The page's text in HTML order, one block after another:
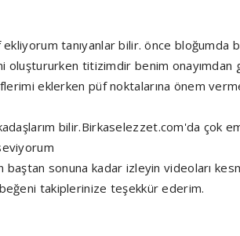
tanıyanlar bilir. önce bloğumda
oluştururken titizimdir benim
eklerken püf noktalarına önem
bilir.Birkaselezzet.com'da çok
sonuna kadar izleyin videoları
takiplerinize teşekkür ederim.